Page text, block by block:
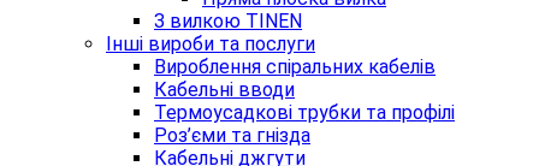
З вилкою TINEN
Інші вироби та послуги
Вироблення спіральних кабелів
Кабельні вводи
Термоусадкові трубки та профілі
Роз’єми та гнізда
Кабельні джгути